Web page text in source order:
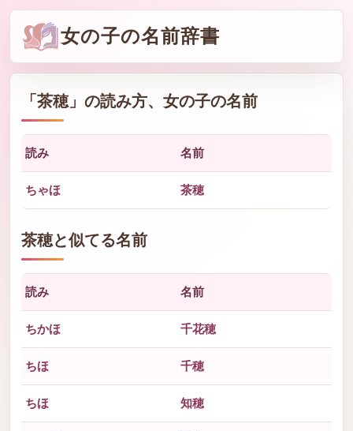
女の子の名前辞書
「茶穂」の読み方、女の子の名前
読み 名前
ちゃほ 茶穂
茶穂と似てる名前
読み 名前
ちかほ 千花穂
ちほ 千穂
ちほ 知穂